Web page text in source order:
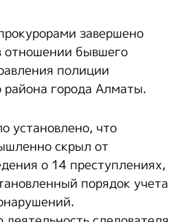
завершено
отношении бывшего
полиции
района города Алматы.
установлено, что
скрыл от
о 14 преступлениях,
порядок учета